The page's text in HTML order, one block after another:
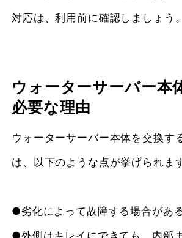
対応は、利用前に確認しましょう。
ウォーターサーバー本
必要な理由
ウォーターサーバー本体を交換す
は、以下のような点が挙げられま
●劣化によって故障する場合があ
●外側はキレイにできても、内部